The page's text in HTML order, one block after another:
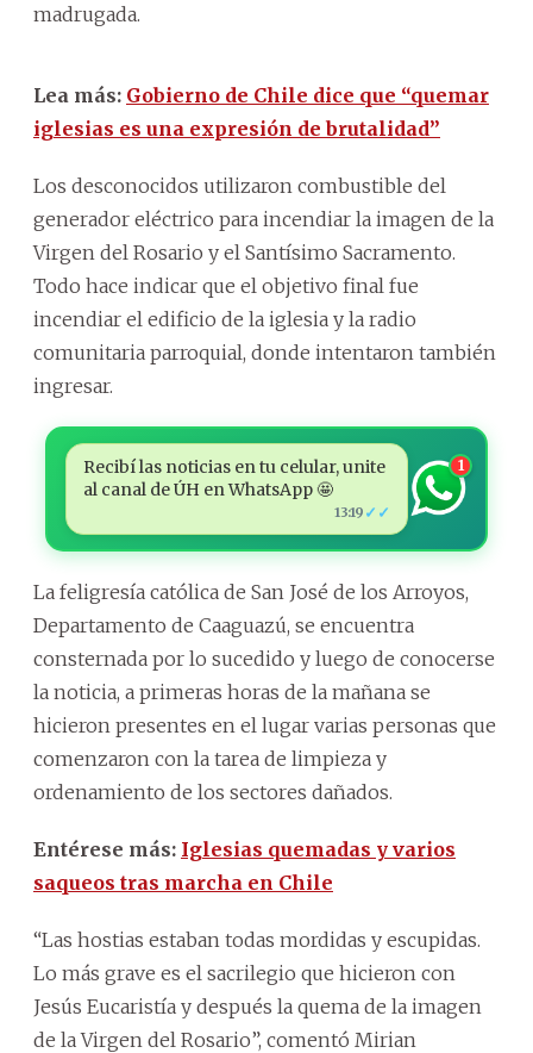
madrugada.
Lea más: Gobierno de Chile dice que “quemar
iglesias es una expresión de brutalidad”
Los desconocidos utilizaron combustible del
generador eléctrico para incendiar la imagen de la
Virgen del Rosario y el Santísimo Sacramento.
Todo hace indicar que el objetivo final fue
incendiar el edificio de la iglesia y la radio
comunitaria parroquial, donde intentaron también
ingresar.
Recibí las noticias en tu celular, unite
al canal de ÚH en WhatsApp 🤩
13:19 ✓✓
1
La feligresía católica de San José de los Arroyos,
Departamento de Caaguazú, se encuentra
consternada por lo sucedido y luego de conocerse
la noticia, a primeras horas de la mañana se
hicieron presentes en el lugar varias personas que
comenzaron con la tarea de limpieza y
ordenamiento de los sectores dañados.
Entérese más: Iglesias quemadas y varios
saqueos tras marcha en Chile
“Las hostias estaban todas mordidas y escupidas.
Lo más grave es el sacrilegio que hicieron con
Jesús Eucaristía y después la quema de la imagen
de la Virgen del Rosario”, comentó Mirian